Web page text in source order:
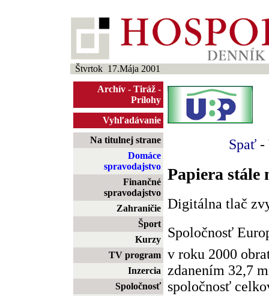
Štvrtok 17.Mája 2001
Archív - Tiráž -
Prílohy
Vyhľadávanie
Na titulnej strane
Domáce
spravodajstvo
Finančné
spravodajstvo
Zahraničie
Šport
Kurzy
TV program
Inzercia
Spoločnosť
Spať -
Papiera stále
Digitálna tlač
Spoločnosť
v roku 2000
zdanením 32,7
spoločnosť